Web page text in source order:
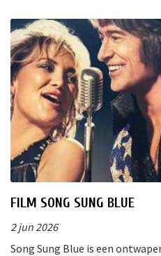
FILM SONG SUNG BLUE
2 jun 2026
Song Sung Blue is een